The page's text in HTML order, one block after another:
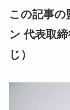
この記事の
ン 代表取
じ）